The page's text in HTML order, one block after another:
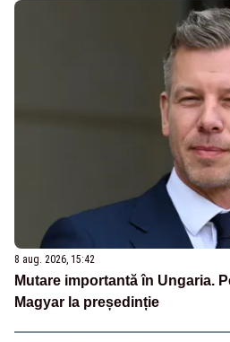
8 aug. 2026, 15:42
Mutare importantă în Ungaria.
Magyar la președinție